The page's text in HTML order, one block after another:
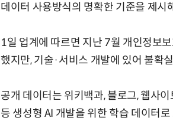
데이터 사용방식의 명확한 기준을 제시
1일 업계에 따르면 지난 7월 개인정보
했지만, 기술·서비스 개발에 있어 불확
공개 데이터는 위키백과, 블로그, 웹사
등 생성형 AI 개발을 위한 학습 데이터